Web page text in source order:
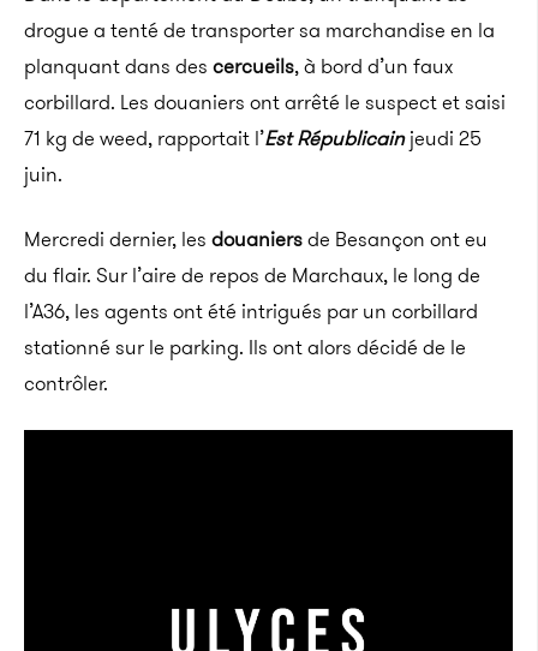
drogue a tenté de transporter sa marchandise en la
planquant dans des cercueils, à bord d’un faux
corbillard. Les douaniers ont arrêté le suspect et saisi
71 kg de weed, rapportait l’Est Républicainjeudi 25
juin.
Mercredi dernier, les douaniersde Besançon ont eu
du flair. Sur l’aire de repos de Marchaux, le long de
l’A36, les agents ont été intrigués par un corbillard
stationné sur le parking. Ils ont alors décidé de le
contrôler.